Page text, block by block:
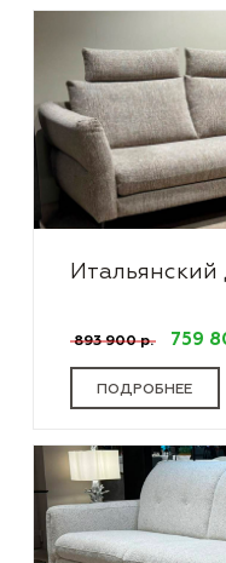
Итальянский
893 900 р. 759
ПОДРОБНЕЕ